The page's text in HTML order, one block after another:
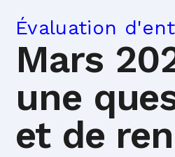
Évaluation
Mars
une
et de